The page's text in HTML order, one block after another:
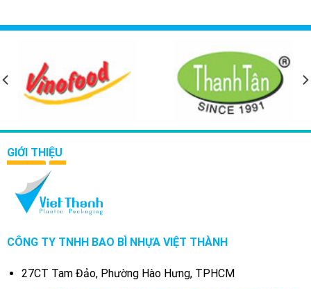
GIỚI THIỆU
CÔNG TY TNHH BAO BÌ NHỰA VIỆT THÀNH
27CT Tam Đảo, Phường Hào Hưng, TPHCM